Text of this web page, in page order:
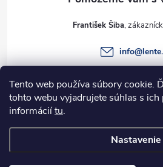
Tento web používa súbory cookie.
tohto webu vyjadrujete súhlas s
informáciítu.
Nastavenie
e
František Šiba
info@
Informácie pre vás